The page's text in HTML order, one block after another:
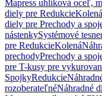
Mapress uhlíková oceľ,
diely pre RedukcieKolená
diely pre Prechody a
nástenkySystémové
pre RedukcieKolená
prechodyPrechody a
pre T-kusy pre
SpojkyRedukcie
rozoberateľnéNáhradné